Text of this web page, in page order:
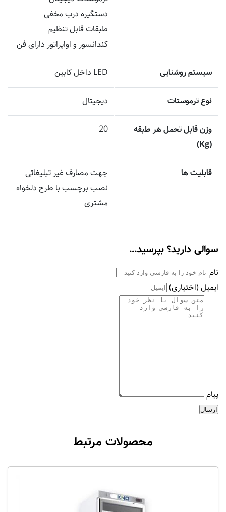
دستگیره درب مخفی
طبقات قابل تنظیم
کندانسور و اواپراتور دارای فن
سیستم روشنایی LED داخل کابین
نوع ترموستات دیجیتال
وزن قابل تحمل هر طبقه
(Kg)
20
قابلیت ها
جهت مصارف غیر تبلیغاتی
نصب برچسب با طرح دلخواه
مشتری
سوالی دارید؟ بپرسید...
نام
ایمیل (اختیاری)
پیام
ارسال
محصولات مرتبط